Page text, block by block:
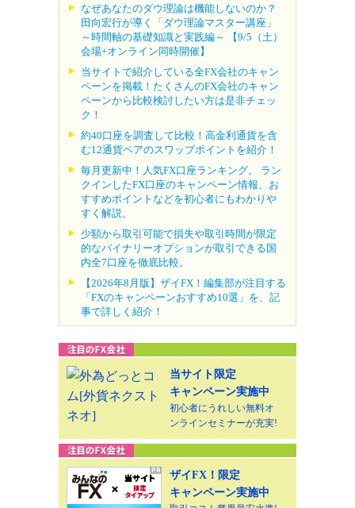
なぜあなたのダウ理論は機能しないのか？
田向宏行が導く「ダウ理論マスター講座」
～時間軸の基礎知識と実践編～ 【9/5（土）
会場+オンライン同時開催】
当サイトで紹介している全FX会社のキャン
ペーンを掲載！たくさんのFX会社のキャン
ペーンから比較検討したい方は是非チェッ
ク！
約40口座を調査して比較！高金利通貨を含
む12通貨ペアのスワップポイントを紹介！
毎月更新中！人気FX口座ランキング。 ラン
クインしたFX口座のキャンペーン情報、お
すすめポイントなどを初心者にもわかりや
すく解説。
少額から取引可能で損失や取引時間が限定
的なバイナリーオプションが取引できる国
内全7口座を徹底比較。
【2026年8月版】ザイFX！編集部が注目する
「FXのキャンペーンおすすめ10選」を、記
事で詳しく紹介！
当サイト限定
キャンペーン実施中
初心者にうれしい無料オ
ンラインセミナーが充実!
ザイFX！限定
キャンペーン実施中